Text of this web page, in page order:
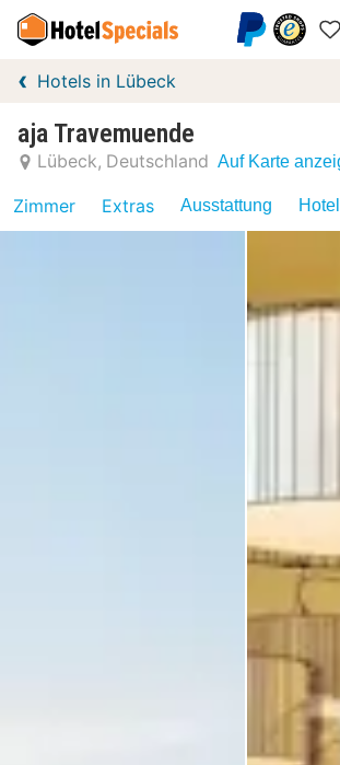
Hotels in Lübeck
aja Travemuende
Lübeck Deutschland Auf Karte
Zimmer Extras Ausstattung